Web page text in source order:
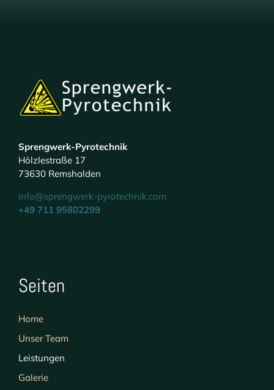
Sprengwerk-Pyrotechnik
Hölzlestraße 17
73630 Remshalden
info@sprengwerk-pyrotechnik.com
+49 711 95802299
Seiten
Home
Unser Team
Leistungen
Galerie